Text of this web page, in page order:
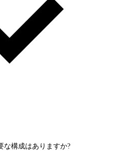
な構成はありますか?